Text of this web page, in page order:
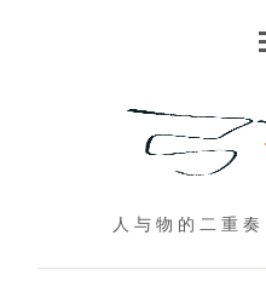
人 与 物 的 二 重